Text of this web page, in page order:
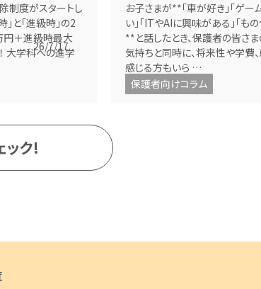
制度がスタートし
と「進級時」の2
円＋進級時最大
大学科への進学
26/7/17
お子さまが**「車が好き」「ゲ
い」「ITやAIに興味がある」「も
**と話したとき、保護者の皆さ
気持ちと同時に、将来性や学費
感じる方もいら …
保護者向けコラム
ック!